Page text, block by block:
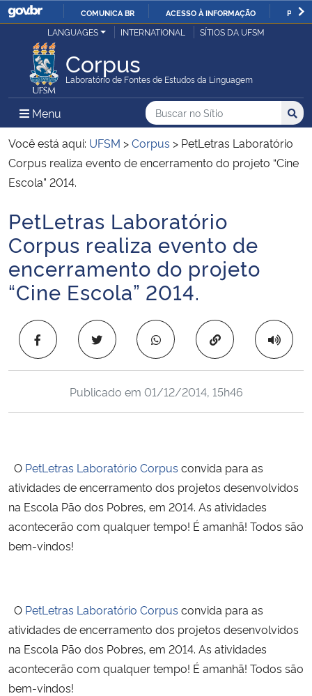
IR
COMUNICA BR ACESSO À INFORMAÇÃO
Ministério da Justiça e Segurança Pública
Ministério da Defesa
Ministério das Relações Exteriores
Ministério da Economia
Ministério da Infraestrutura
Ministério da Agricultura, Pecuária e Abastecimento
Ministério da Educação
Ministério da Cidadania
Ministério da Saúde
Ministério de Minas e Energia
Ministério do Meio Ambiente
Ministério do Turismo
Ministério do Desenvolvimento Regional
Ministério da Mulher, da Família e dos Direitos Humanos
Secretaria-Geral
Secretaria de Governo
LANGUAGES INTERNATIONAL SÍTIOS DA UFSM
Corpus
Laboratório de Fontes de Estudos da Linguagem
Menu Menu Principal do Sítio
Busca
Buscar no no Sítio
Busca:
Você está aqui: UFSM >Corpus > PetLetras Laboratório
Corpus realiza evento de encerramento do projeto “Cine
Escola” 2014.
Início do conteúdo
PetLetras Laboratório
Corpus realiza evento de
encerramento do projeto
“Cine Escola” 2014.
Copiar para área
Publicado em 01/12/2014, 15h46
O PetLetras Laboratório Corpus convida para as
atividades de encerramento dos projetos desenvolvidos
na Escola Pão dos Pobres, em 2014. As atividades
acontecerão com qualquer tempo! É amanhã! Todos são
bem-vindos!
O PetLetras Laboratório Corpus convida para as
atividades de encerramento dos projetos desenvolvidos
na Escola Pão dos Pobres, em 2014. As atividades
acontecerão com qualquer tempo! É amanhã! Todos são
bem-vindos!